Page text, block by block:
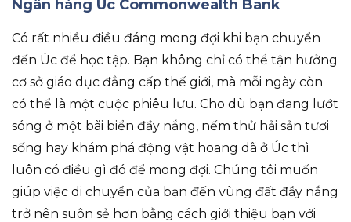
Ngân hàng Úc Commonwealth Bank
Có rất nhiều điều đáng mong đợi khi bạn chuyển
đến Úc để học tập. Bạn không chỉ có thể tận hưởng
cơ sở giáo dục đẳng cấp thế giới, mà mỗi ngày còn
có thể là một cuộc phiêu lưu. Cho dù bạn đang lướt
sóng ở một bãi biển đầy nắng, nếm thử hải sản tươi
sống hay khám phá động vật hoang dã ở Úc thì
luôn có điều gì đó để mong đợi. Chúng tôi muốn
giúp việc di chuyển của bạn đến vùng đất đầy nắng
trở nên suôn sẻ hơn bằng cách giới thiệu bạn với